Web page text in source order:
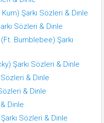
Şarkı Sözleri & Dinle
Sözleri & Dinle
Bumblebee) Şarkı
Şarkı Sözleri & Dinle
Sözleri & Dinle
& Dinle
Dinle
Sözleri & Dinle